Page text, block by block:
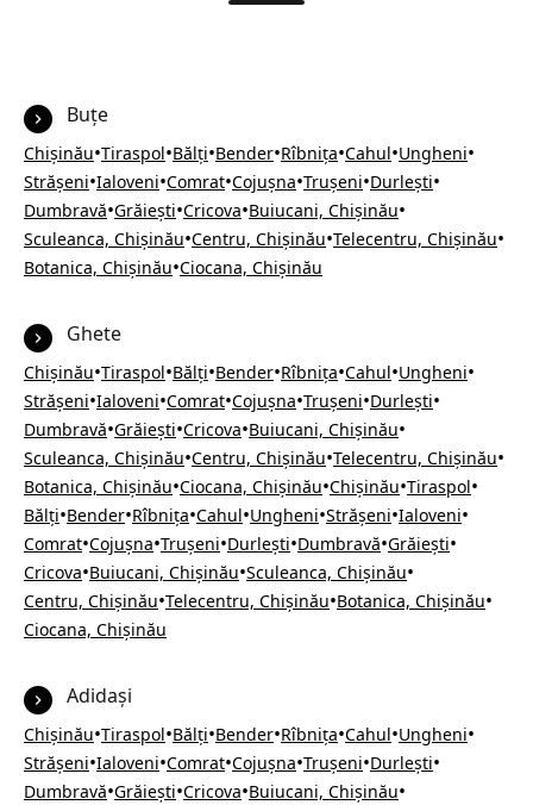
Buțe
Chișinău•Tiraspol•Bălți•Bender•Rîbnița•Cahul•Ungheni•
Strășeni•Ialoveni•Comrat•Cojușna•Trușeni•Durlești•
Dumbravă•Grăiești•Cricova•Buiucani, Chișinău•
Sculeanca, Chișinău•Centru, Chișinău•Telecentru, Chișinău•
Botanica, Chișinău•Ciocana, Chișinău
Ghete
Chișinău•Tiraspol•Bălți•Bender•Rîbnița•Cahul•Ungheni•
Strășeni•Ialoveni•Comrat•Cojușna•Trușeni•Durlești•
Dumbravă•Grăiești•Cricova•Buiucani, Chișinău•
Sculeanca, Chișinău•Centru, Chișinău•Telecentru, Chișinău•
Botanica, Chișinău•Ciocana, Chișinău•Chișinău•Tiraspol•
Bălți•Bender•Rîbnița•Cahul•Ungheni•Strășeni•Ialoveni•
Comrat•Cojușna•Trușeni•Durlești•Dumbravă•Grăiești•
Cricova•Buiucani, Chișinău•Sculeanca, Chișinău•
Centru, Chișinău•Telecentru, Chișinău•Botanica, Chișinău•
Ciocana, Chișinău
Adidași
Chișinău•Tiraspol•Bălți•Bender•Rîbnița•Cahul•Ungheni•
Strășeni•Ialoveni•Comrat•Cojușna•Trușeni•Durlești•
Dumbravă•Grăiești•Cricova•Buiucani, Chișinău•